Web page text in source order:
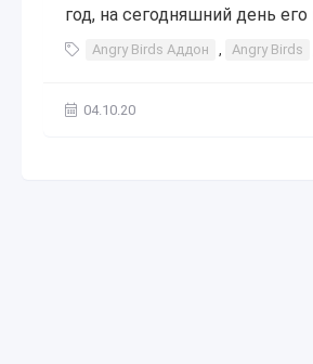
год, на сегодняшний день его
Angry Birds Аддон , Angry Birds
04.10.20